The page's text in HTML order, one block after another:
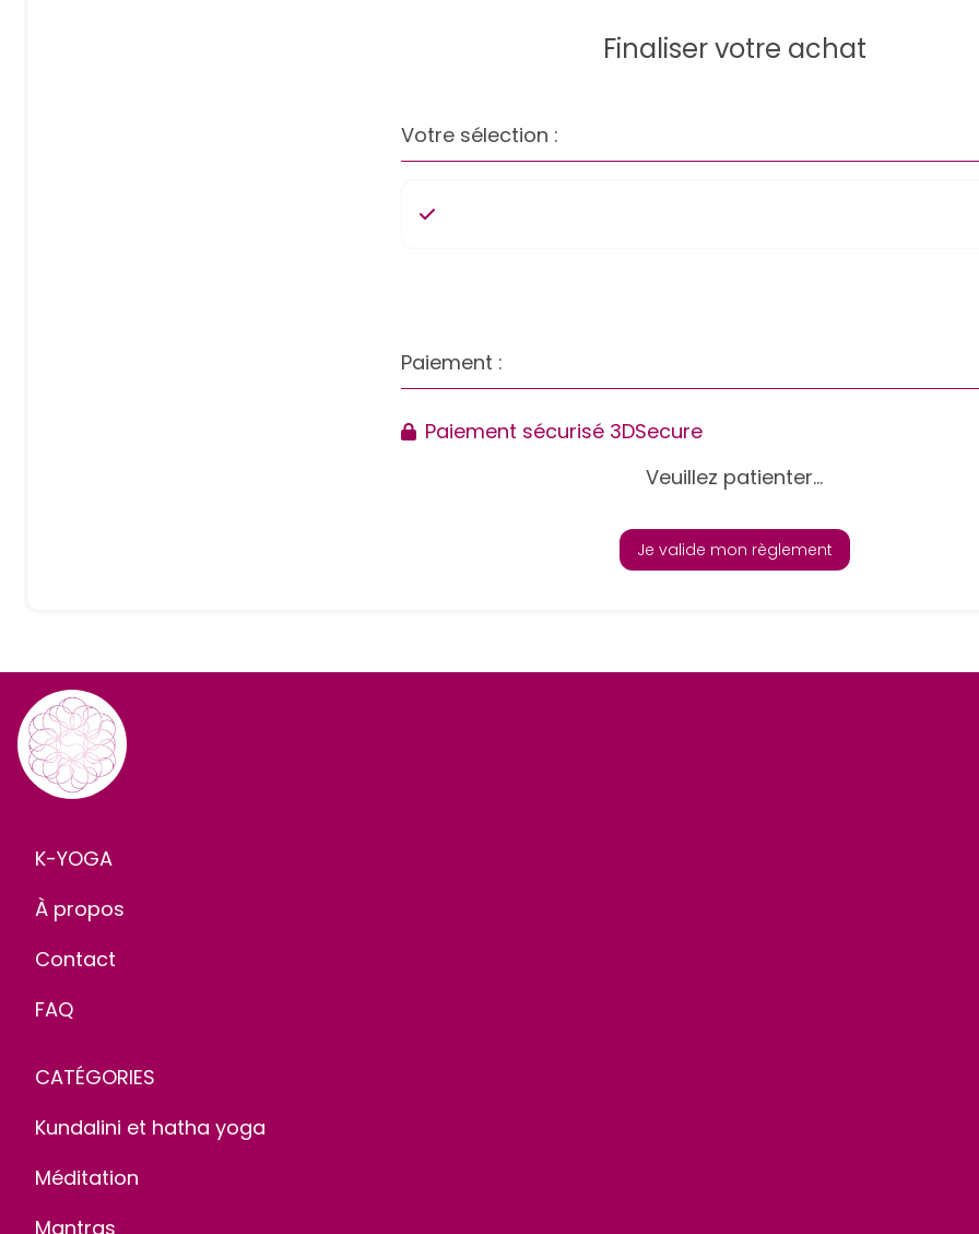
Finaliser votre achat
Votre sélection :
Paiement :
Paiement sécurisé 3DSecure
Veuillez patienter...
Je valide mon règlement
K-YOGA
À propos
Contact
FAQ
CATÉGORIES
Kundalini et hatha yoga
Méditation
Mantras